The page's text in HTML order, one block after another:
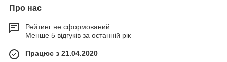
Про нас
Рейтинг не сформований
Менше 5 відгуків за останній рік
Працює з 21.04.2020